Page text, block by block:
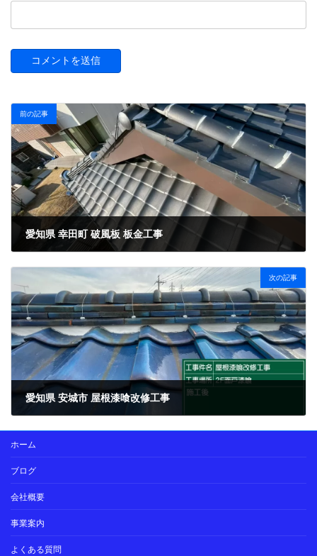
前の記事
愛知県 幸田町 破風板 板金工事
次の記事
愛知県 安城市 屋根漆喰改修工事
ホーム
ブログ
会社概要
事業案内
よくある質問